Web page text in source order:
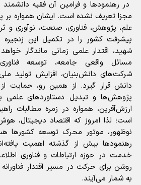
در رهنمود‌ها و فرامین آن فقیه
مجزا تعریف نشده است. ایشان همواره بر
علم، پژوهش، فناوری، صنعت، نوآوری و
پیشرفت کشور را در تکمیل این زنجیره
شهید، اقتدار علمی زمانی ماندگار
مسائل واقعی جامعه، توسعه
شرکت‌های دانش‌بنیان، افزایش تولید
دانش قرار گیرد. از همین رو، حمایت
پژوهش‌ها و تبدیل دستاورد‌های
ارزش‌آفرین، همواره در زمره مطالبات
است؛ لذا امروز که اقتصاد دیجیتال،
نوظهور، موتور محرک توسعه کشور‌ها
رهنمود‌ها بیش از گذشته اهمیت
خدمت در حوزه ارتباطات و فناوری
روشن برای حرکت در مسیر اقتدار
به شمار می‌آیند.